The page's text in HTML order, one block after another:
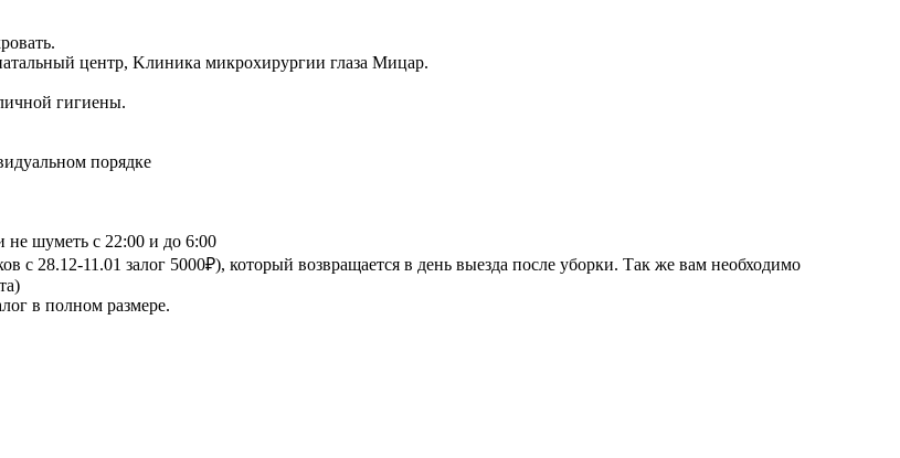
центр, Kлиника микpoхируpгии глазa Mицар.
гигиены.
порядке
не шуметь с 22:00 и до 6:00
с 28.12-11.01 залог 5000₽), который возвращается в день выезда после уборки. Так же вам необходимо
в полном размере.